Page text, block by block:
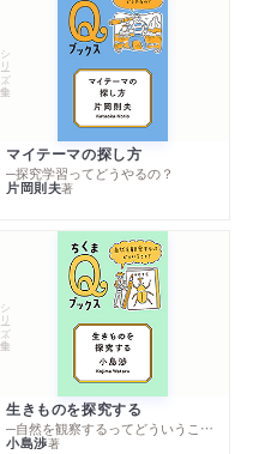
シリーズ・全集
マイテーマの探し方
─探究学習ってどうやるの？
片岡則夫著
シリーズ・全集
生きものを探究する
─自然を観察するってどういうこと？
小島渉著